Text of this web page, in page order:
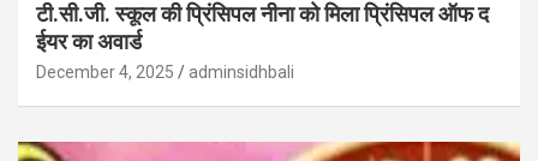
टी.सी.जी. स्कूल की प्रिंसिपल नीना को मिला प्रिंसिपल ऑफ द
ईयर का अवार्ड
December 4, 2025 adminsidhbali